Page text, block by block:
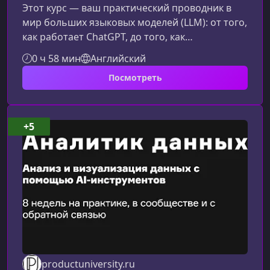
Этот курс — ваш практический проводник в
мир больших языковых моделей (LLM): от того,
как работает ChatGPT, до того, как
использовать подобные модели в реальных
задачах, бизнесе и разработке.
Структурированный, понятный и
поможет быстро освоиться и начать
применять ИИ с уверенностью.Что вы узнаете
на курсеМы шаг за шагом разберём, как
устроены современные большие языковые
модели, на чём основана их работа и
0 ч 58 мин Английский
Посмотреть
productuniversity.ru
+5